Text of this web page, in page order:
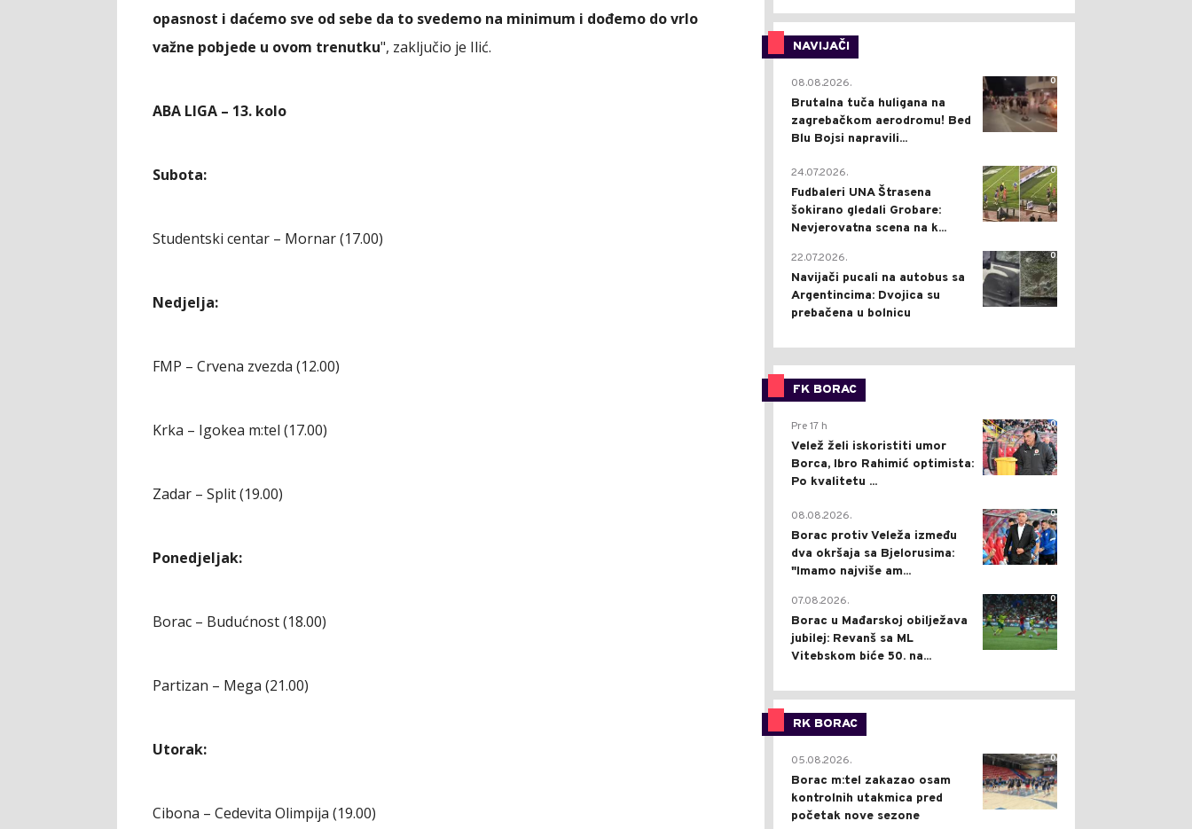
opasnost i daćemo sve od sebe da to svedemo na minimum i dođemo do vrlo
važne pobjede u ovom trenutku", zaključio je Ilić.
ABA LIGA – 13. kolo
Subota:
Studentski centar – Mornar (17.00)
Nedjelja:
FMP – Crvena zvezda (12.00)
Krka – Igokea m:tel (17.00)
Zadar – Split (19.00)
Ponedjeljak:
Borac – Budućnost (18.00)
Partizan – Mega (21.00)
Utorak:
Cibona – Cedevita Olimpija (19.00)
NAVIJAČI
0
08.08.2026.
Brutalna tuča huligana na
zagrebačkom aerodromu! Bed
Blu Bojsi napravili...
0
24.07.2026.
Fudbaleri UNA Štrasena
šokirano gledali Grobare:
Nevjerovatna scena na k...
0
22.07.2026.
Navijači pucali na autobus sa
Argentincima: Dvojica su
prebačena u bolnicu
FK BORAC
0
Pre 17 h
Velež želi iskoristiti umor
Borca, Ibro Rahimić optimista:
Po kvalitetu ...
0
08.08.2026.
Borac protiv Veleža između
dva okršaja sa Bjelorusima:
"Imamo najviše am...
0
07.08.2026.
Borac u Mađarskoj obilježava
jubilej: Revanš sa ML
Vitebskom biće 50. na...
RK BORAC
0
05.08.2026.
Borac m:tel zakazao osam
kontrolnih utakmica pred
početak nove sezone